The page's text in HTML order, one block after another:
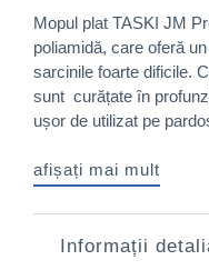
Mopul plat TASKI JM
poliamidă, care oferă
sarcinile foarte dificile.
sunt curățate în
ușor de utilizat pe
afișați mai mult
Informații